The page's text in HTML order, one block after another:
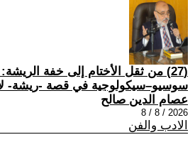
(27) من ثقل الأختام إلى خفة
سوسيو–سيكولوجية في قصة -ريشة-
عصام الدين صالح
2026 / 8 / 8
الادب والفن